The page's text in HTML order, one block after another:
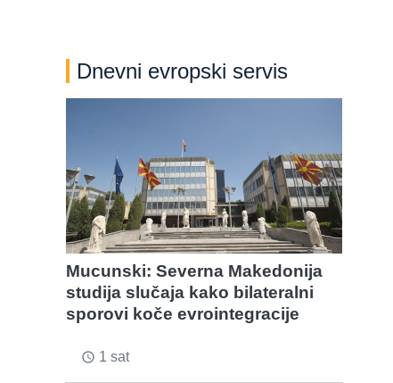
Dnevni evropski servis
Mucunski: Severna Makedonija
studija slučaja kako bilateralni
sporovi koče evrointegracije
access_time 1 sat